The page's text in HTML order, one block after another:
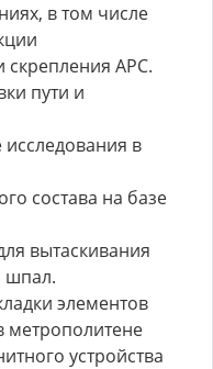
в том числе
скрепления АРС.
пути и
в
состава на базе
вытаскивания
шпал.
элементов
метрополитене
устройства